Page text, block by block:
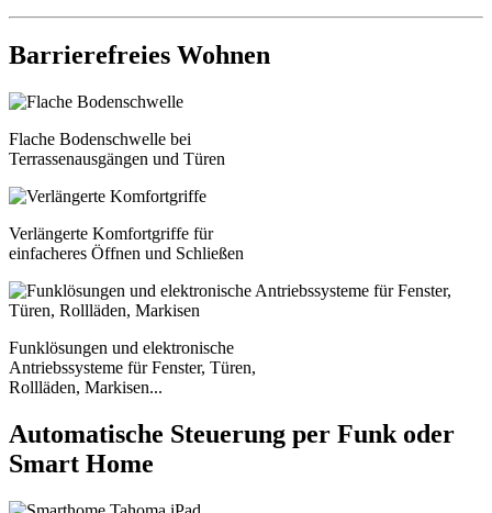
Barrierefreies Wohnen
Flache Bodenschwelle bei
Terrassenausgängen und Türen
Verlängerte Komfortgriffe für
einfacheres Öffnen und Schließen
Funklösungen und elektronische
Antriebssysteme für Fenster, Türen,
Rollläden, Markisen...
Automatische Steuerung per Funk oder
Smart Home